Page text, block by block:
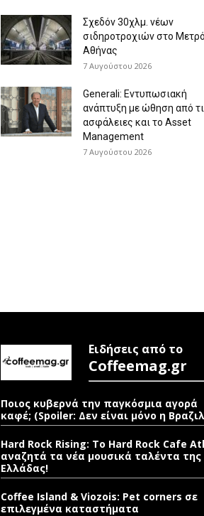
Σχεδόν 30χλμ. νέων
σιδηροτροχιών στο
Αθήνας
7 Αυγούστου 2026
Generali: Eντυπωσιακή
ανάπτυξη με ώθηση από
ασφάλειες και το Asset
Management
7 Αυγούστου 2026
Ειδήσεις από το
Coffeemag.gr
Ποιος κυβερνά την παγκόσμια αγορά
καφέ; (Spoiler: Δεν είναι μόνο η
Hard Rock Rising: Το Hard Rock Cafe
αναζητά τα νέα μουσικά ταλέντα της
Ελλάδας!
Coffee Island & Viozois: Pet corners σε
επιλεγμένα καταστήματα